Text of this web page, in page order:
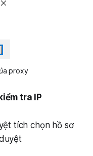
proxy
tra IP
tích chọn hồ sơ